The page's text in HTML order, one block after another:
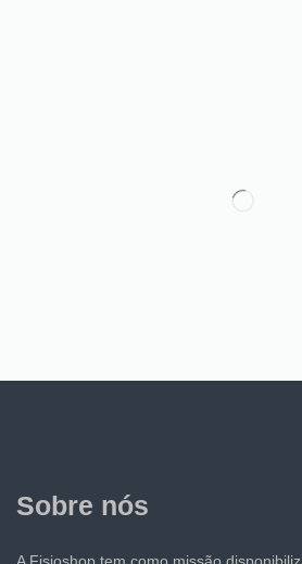
Sobre nós
A Fisioshop tem como missão